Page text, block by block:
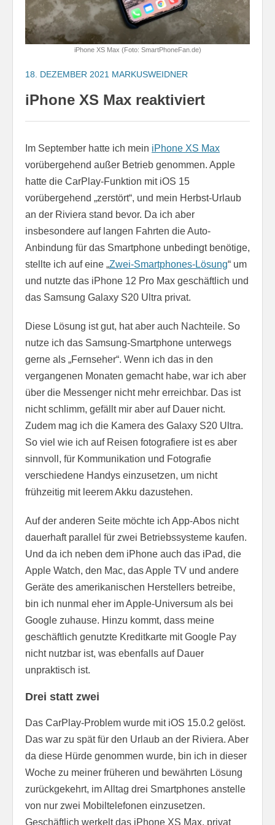
iPhone XS Max (Foto: SmartPhoneFan.de)
18. DEZEMBER 2021 MARKUSWEIDNER
iPhone XS Max reaktiviert
Im September hatte ich mein iPhone XS Max
vorübergehend außer Betrieb genommen. Apple
hatte die CarPlay-Funktion mit iOS 15
vorübergehend „zerstört“, und mein Herbst-Urlaub
an der Riviera stand bevor. Da ich aber
insbesondere auf langen Fahrten die Auto-
Anbindung für das Smartphone unbedingt benötige,
stellte ich auf eine „Zwei-Smartphones-Lösung“ um
und nutzte das iPhone 12 Pro Max geschäftlich und
das Samsung Galaxy S20 Ultra privat.
Diese Lösung ist gut, hat aber auch Nachteile. So
nutze ich das Samsung-Smartphone unterwegs
gerne als „Fernseher“. Wenn ich das in den
vergangenen Monaten gemacht habe, war ich aber
über die Messenger nicht mehr erreichbar. Das ist
nicht schlimm, gefällt mir aber auf Dauer nicht.
Zudem mag ich die Kamera des Galaxy S20 Ultra.
So viel wie ich auf Reisen fotografiere ist es aber
sinnvoll, für Kommunikation und Fotografie
verschiedene Handys einzusetzen, um nicht
frühzeitig mit leerem Akku dazustehen.
Auf der anderen Seite möchte ich App-Abos nicht
dauerhaft parallel für zwei Betriebssysteme kaufen.
Und da ich neben dem iPhone auch das iPad, die
Apple Watch, den Mac, das Apple TV und andere
Geräte des amerikanischen Herstellers betreibe,
bin ich nunmal eher im Apple-Universum als bei
Google zuhause. Hinzu kommt, dass meine
geschäftlich genutzte Kreditkarte mit Google Pay
nicht nutzbar ist, was ebenfalls auf Dauer
unpraktisch ist.
Drei statt zwei
Das CarPlay-Problem wurde mit iOS 15.0.2 gelöst.
Das war zu spät für den Urlaub an der Riviera. Aber
da diese Hürde genommen wurde, bin ich in dieser
Woche zu meiner früheren und bewährten Lösung
zurückgekehrt, im Alltag drei Smartphones anstelle
von nur zwei Mobiltelefonen einzusetzen.
Geschäftlich werkelt das iPhone XS Max, privat